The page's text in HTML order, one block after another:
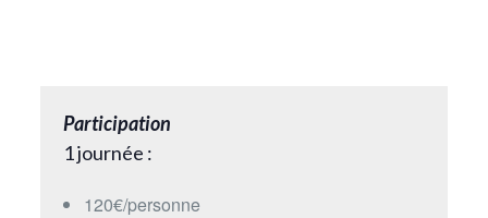
Participation
1 journée :
120€/personne